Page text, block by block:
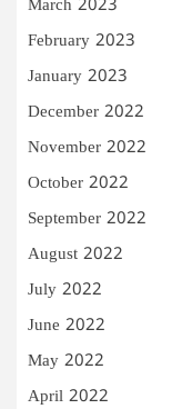
March 2023
February 2023
January 2023
December 2022
November 2022
October 2022
September 2022
August 2022
July 2022
June 2022
May 2022
April 2022